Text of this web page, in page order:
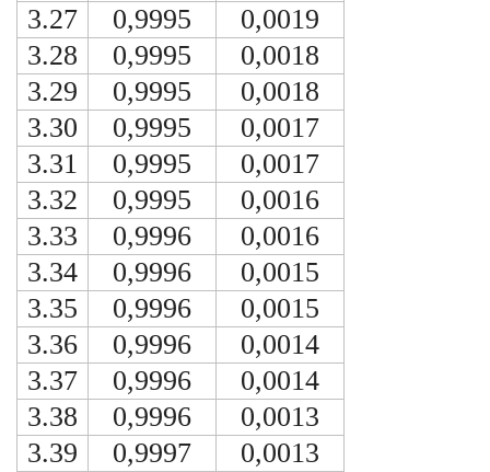
3.27
0,9995
0,0019
3.28
0,9995
0,0018
3.29
0,9995
0,0018
3.30
0,9995
0,0017
3.31
0,9995
0,0017
3.32
0,9995
0,0016
3.33
0,9996
0,0016
3.34
0,9996
0,0015
3.35
0,9996
0,0015
3.36
0,9996
0,0014
3.37
0,9996
0,0014
3.38
0,9996
0,0013
3.39
0,9997
0,0013